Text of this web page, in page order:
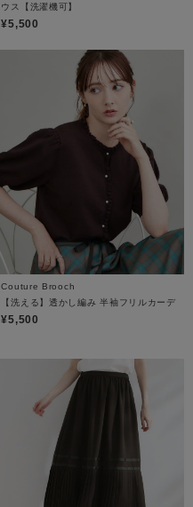
ウス【洗濯機可】
¥5,500
Couture Brooch
【洗える】透かし編み 半袖フリルカーデ
¥5,500